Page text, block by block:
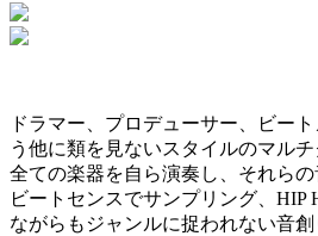
ドラマー、プロデューサー、ビー
う他に類を見ないスタイルのマルチ
全ての楽器を自ら演奏し、それら
ビートセンスでサンプリング、HIP
ながらもジャンルに捉われない音